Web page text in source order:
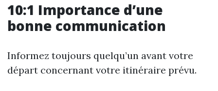
10:1 Importance d’une
bonne communication
Informez toujours quelqu’un avant votre
départ concernant votre itinéraire prévu.